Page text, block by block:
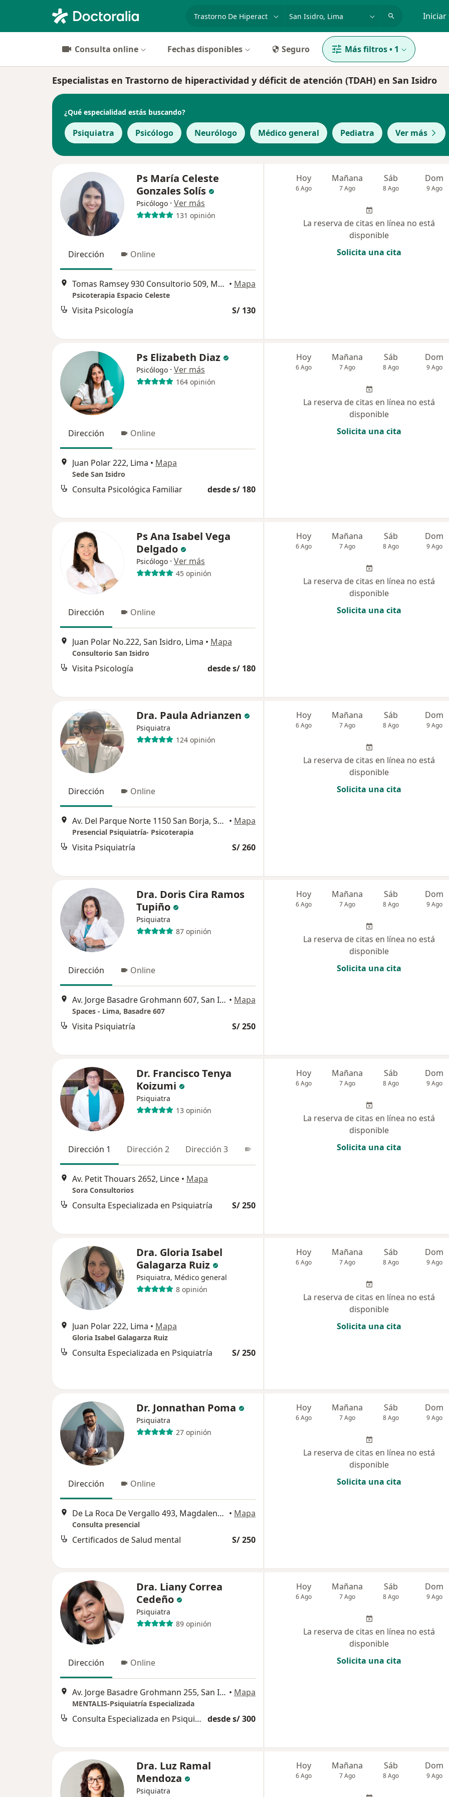
Iniciar
Consulta online Fechas disponibles Seguro Más filtros• 1
Especialistas en Trastorno de hiperactividad y déficit de atención (TDAH) en San Isidro
¿Qué especialidad estás buscando?
Psiquiatra Psicólogo Neurólogo Médico general Pediatra Ver más
Ps María Celeste
Gonzales Solís
Psicólogo · Ver más
131 opinión
Dirección Online
Tomas Ramsey 930 Consultorio 509, Magdalena del Mar • Mapa
Psicoterapia Espacio Celeste
Visita Psicología S/ 130
Hoy
6 Ago
Mañana
7 Ago
Sáb
8 Ago
Dom
9 Ago
La reserva de citas en línea no está
disponible
Solicita una cita
Ps Elizabeth Diaz
Psicólogo · Ver más
164 opinión
Dirección Online
Juan Polar 222, Lima • Mapa
Sede San Isidro
Consulta Psicológica Familiar desde s/ 180
Hoy
6 Ago
Mañana
7 Ago
Sáb
8 Ago
Dom
9 Ago
La reserva de citas en línea no está
disponible
Solicita una cita
Ps Ana Isabel Vega
Delgado
Psicólogo · Ver más
45 opinión
Dirección Online
Juan Polar No.222, San Isidro, Lima • Mapa
Consultorio San Isidro
Visita Psicología desde s/ 180
Hoy
6 Ago
Mañana
7 Ago
Sáb
8 Ago
Dom
9 Ago
La reserva de citas en línea no está
disponible
Solicita una cita
Dra. Paula Adrianzen
Psiquiatra
124 opinión
Dirección Online
Av. Del Parque Norte 1150 San Borja, San Borja • Mapa
Presencial Psiquiatría- Psicoterapia
Visita Psiquiatría S/ 260
Hoy
6 Ago
Mañana
7 Ago
Sáb
8 Ago
Dom
9 Ago
La reserva de citas en línea no está
disponible
Solicita una cita
Dra. Doris Cira Ramos
Tupiño
Psiquiatra
87 opinión
Dirección Online
Av. Jorge Basadre Grohmann 607, San Isidro • Mapa
Spaces - Lima, Basadre 607
Visita Psiquiatría S/ 250
Hoy
6 Ago
Mañana
7 Ago
Sáb
8 Ago
Dom
9 Ago
La reserva de citas en línea no está
disponible
Solicita una cita
Dr. Francisco Tenya
Koizumi
Psiquiatra
13 opinión
Dirección 1 Dirección 2 Dirección 3
Av. Petit Thouars 2652, Lince • Mapa
Sora Consultorios
Consulta Especializada en Psiquiatría S/ 250
Hoy
6 Ago
Mañana
7 Ago
Sáb
8 Ago
Dom
9 Ago
La reserva de citas en línea no está
disponible
Solicita una cita
Dra. Gloria Isabel
Galagarza Ruiz
Psiquiatra, Médico general
8 opinión
Juan Polar 222, Lima • Mapa
Gloria Isabel Galagarza Ruiz
Consulta Especializada en Psiquiatría S/ 250
Hoy
6 Ago
Mañana
7 Ago
Sáb
8 Ago
Dom
9 Ago
La reserva de citas en línea no está
disponible
Solicita una cita
Dr. Jonnathan Poma
Psiquiatra
27 opinión
Dirección Online
De La Roca De Vergallo 493, Magdalena del Mar • Mapa
Consulta presencial
Certificados de Salud mental S/ 250
Hoy
6 Ago
Mañana
7 Ago
Sáb
8 Ago
Dom
9 Ago
La reserva de citas en línea no está
disponible
Solicita una cita
Dra. Liany Correa
Cedeño
Psiquiatra
89 opinión
Dirección Online
Av. Jorge Basadre Grohmann 255, San Isidro • Mapa
MENTALIS-Psiquiatría Especializada
Consulta Especializada en Psiquiatría desde s/ 300
Hoy
6 Ago
Mañana
7 Ago
Sáb
8 Ago
Dom
9 Ago
La reserva de citas en línea no está
disponible
Solicita una cita
Dra. Luz Ramal
Mendoza
Psiquiatra
Hoy
6 Ago
Mañana
7 Ago
Sáb
8 Ago
Dom
9 Ago